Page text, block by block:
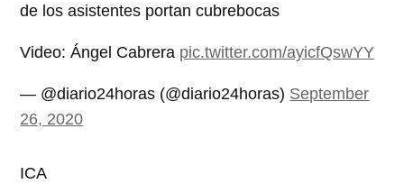
de los asistentes portan cubrebocas
Video: Ángel Cabrera pic.twitter.com/ayicfQswYY
— @diario24horas (@diario24horas) September
26, 2020
ICA